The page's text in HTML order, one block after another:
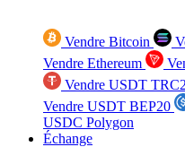
Vendre Bitcoin
Vendre Ethereum
Vendre USDT
Vendre USDT BEP20
USDC Polygon
Échange